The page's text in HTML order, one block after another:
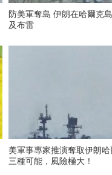
防美軍奪島 伊朗在哈爾克
及布雷
美軍事專家推演奪取伊朗哈
三種可能，風險極大！